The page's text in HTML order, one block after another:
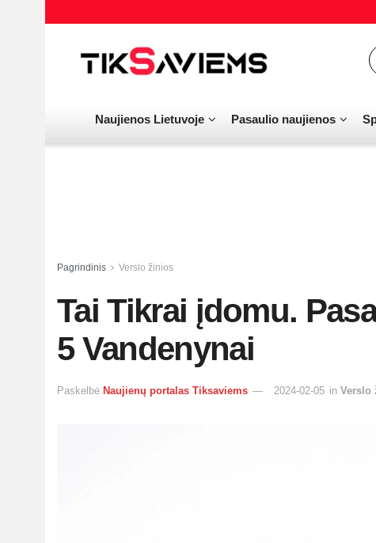
Naujienos Lietuvoje Pasaulio naujienos
Pagrindinis Verslo žinios
Tai Tikrai įdomu.
5 Vandenynai
Paskelbė Naujienų portalas Tiksaviems 2024-02-05 in Verslo